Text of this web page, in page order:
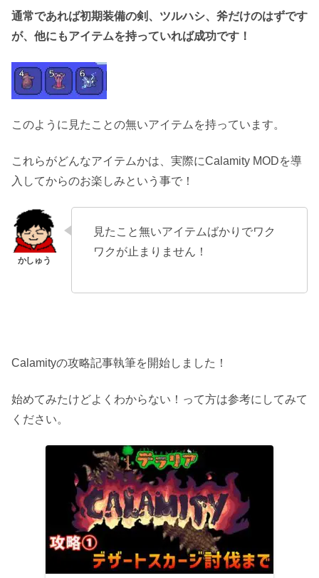
通常であれば初期装備の剣、ツルハシ、斧だけのはずです
が、他にもアイテムを持っていれば成功です！
このように見たことの無いアイテムを持っています。
これらがどんなアイテムかは、実際にCalamity MODを導
入してからのお楽しみという事で！
見たこと無いアイテムばかりでワク
ワクが止まりません！
Calamityの攻略記事執筆を開始しました！
始めてみたけどよくわからない！って方は参考にしてみて
ください。